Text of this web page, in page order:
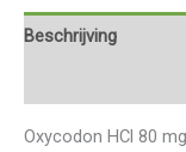
Beschrijving
Oxycodon HCl 80